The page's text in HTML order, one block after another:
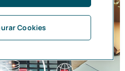
Cookies